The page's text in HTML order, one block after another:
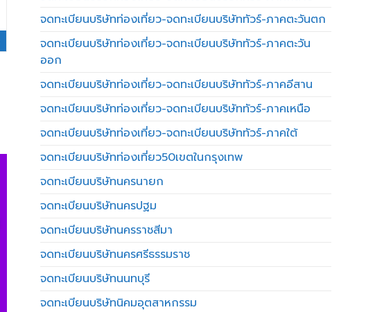
จดทะเบียนบริษัทท่องเที่ยว-จดทะเบียนบริษัททัวร์-ภาคตะวันตก
จดทะเบียนบริษัทท่องเที่ยว-จดทะเบียนบริษัททัวร์-ภาคตะวัน
ออก
จดทะเบียนบริษัทท่องเที่ยว-จดทะเบียนบริษัททัวร์-ภาคอีสาน
จดทะเบียนบริษัทท่องเที่ยว-จดทะเบียนบริษัททัวร์-ภาคเหนือ
จดทะเบียนบริษัทท่องเที่ยว-จดทะเบียนบริษัททัวร์-ภาคใต้
จดทะเบียนบริษัทท่องเที่ยว50เขตในกรุงเทพ
จดทะเบียนบริษัทนครนายก
จดทะเบียนบริษัทนครปฐม
จดทะเบียนบริษัทนครราชสีมา
จดทะเบียนบริษัทนครศรีธรรมราช
จดทะเบียนบริษัทนนทบุรี
จดทะเบียนบริษัทนิคมอุตสาหกรรม